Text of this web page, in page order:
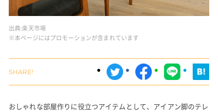
出典:楽天市場
※本ページにはプロモーションが含まれています
おしゃれな部屋作りに役立つアイテムとして、アイアン脚のテレ